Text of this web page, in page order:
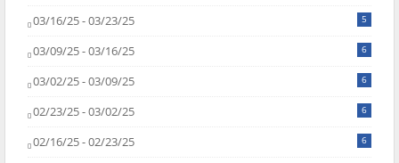
03/16/25 - 03/23/25 5
03/09/25 - 03/16/25 6
03/02/25 - 03/09/25 6
02/23/25 - 03/02/25 6
02/16/25 - 02/23/25 6